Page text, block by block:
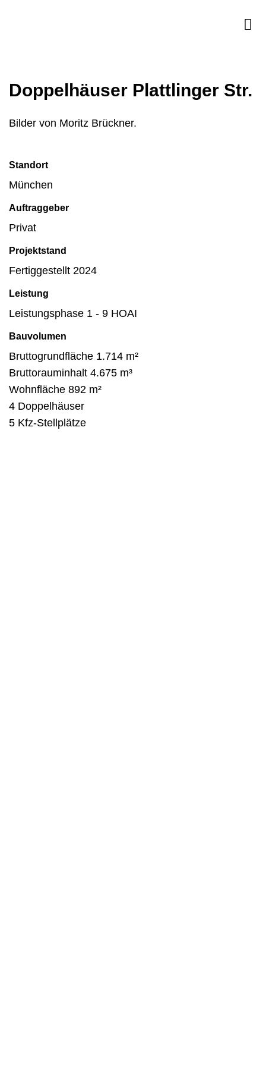
Doppelhäuser Plattlinger Str.
Bilder von Moritz Brückner.
Standort
München
Auftraggeber
Privat
Projektstand
Fertiggestellt 2024
Leistung
Leistungsphase 1 - 9 HOAI
Bauvolumen
Bruttogrundfläche 1.714 m²
Bruttorauminhalt 4.675 m³
Wohnfläche 892 m²
4 Doppelhäuser
5 Kfz-Stellplätze